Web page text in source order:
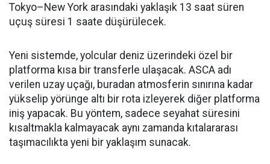
Tokyo–New York arasındaki yaklaşık 13 saat süren
uçuş süresi 1 saate düşürülecek.
Yeni sistemde, yolcular deniz üzerindeki özel bir
platforma kısa bir transferle ulaşacak. ASCA adı
verilen uzay uçağı, buradan atmosferin sınırına kadar
yükselip yörünge altı bir rota izleyerek diğer platforma
iniş yapacak. Bu yöntem, sadece seyahat süresini
kısaltmakla kalmayacak aynı zamanda kıtalararası
taşımacılıkta yeni bir yaklaşım sunacak.